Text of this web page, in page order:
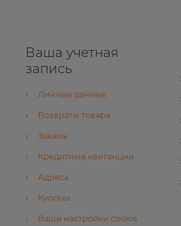
Ваша учетная
запись
Личные данные
Возвраты товара
Заказы
Кредитные квитанции
Адреса
Купоны
Ваши настройки cookie